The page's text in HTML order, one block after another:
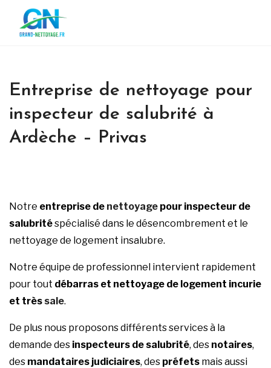
Entreprise de nettoyage pour
inspecteur de salubrité à
Ardèche – Privas
Notre entreprise de nettoyage pour inspecteur de
salubritéspécialisé dans le désencombrement et le
nettoyage de logement insalubre.
Notre équipe de professionnel intervient rapidement
pour tout débarras et nettoyage de logement incurie
et très sale.
De plus nous proposons différents services à la
demande des inspecteurs de salubrité, des notaires,
des mandataires judiciaires, des préfets mais aussi